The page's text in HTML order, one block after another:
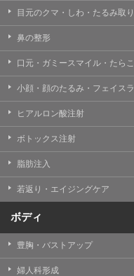
・クリニックの来院予
対応等のサービス提供
・医療サービスの提供
及び研究機関との連携
・サービス向上を目
療関連商品に関する患
これに付随する諸対応
・Cookie等の技術を
関する情報の収集、分析
・閲覧記録等から趣味
の広告に利用するため
め
・患者様のサービス利
目元のクマ・しわ・たるみ取り
鼻の整形
口元・ガミースマイル・たら
小顔・顔のたるみ・フェイス
ヒアルロン酸注射
ボトックス注射
脂肪注入
若返り・エイジングケア
ボディ
豊胸・バストアップ
婦人科形成